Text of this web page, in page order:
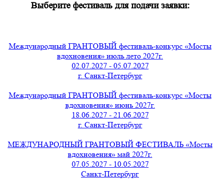
Выберите фестиваль для подачи заявки:
Международный ГРАНТОВЫЙ фестиваль-конкурс «Мосты
вдохновения» июль лето 2027г.
02.07.2027 - 05.07.2027
г. Санкт-Петербург
Международный ГРАНТОВЫЙ фестиваль-конкурс «Мосты
вдохновения» июнь 2027г.
18.06.2027 - 21.06.2027
г. Санкт-Петербург
МЕЖДУНАРОДНЫЙ ГРАНТОВЫЙ ФЕСТИВАЛЬ «Мосты
вдохновения» май 2027г.
07.05.2027 - 10.05.2027
Санкт-Петербург